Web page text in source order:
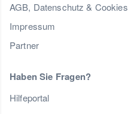
AGB, Datenschutz & Cookies
Impressum
Partner
Haben Sie Fragen?
Hilfeportal